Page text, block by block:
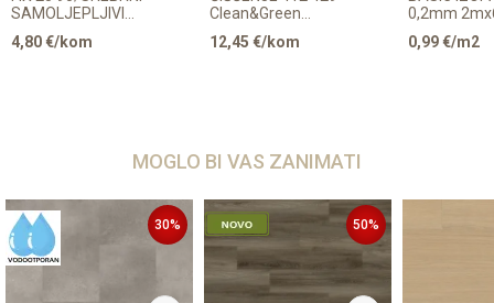
SAMOLJEPLJIVI
ZAOBLJENI 28mm
4,80€/kom
Clean&Green
500ml
12,45 €/kom
0,2mm
0,99€/m2
MOGLO BI VAS ZANIMATI
30% 50%